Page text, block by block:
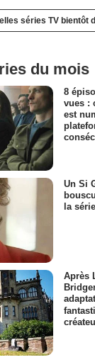
séries TV bientôt
du mois
8
vues :
est
Un Si
la
Après